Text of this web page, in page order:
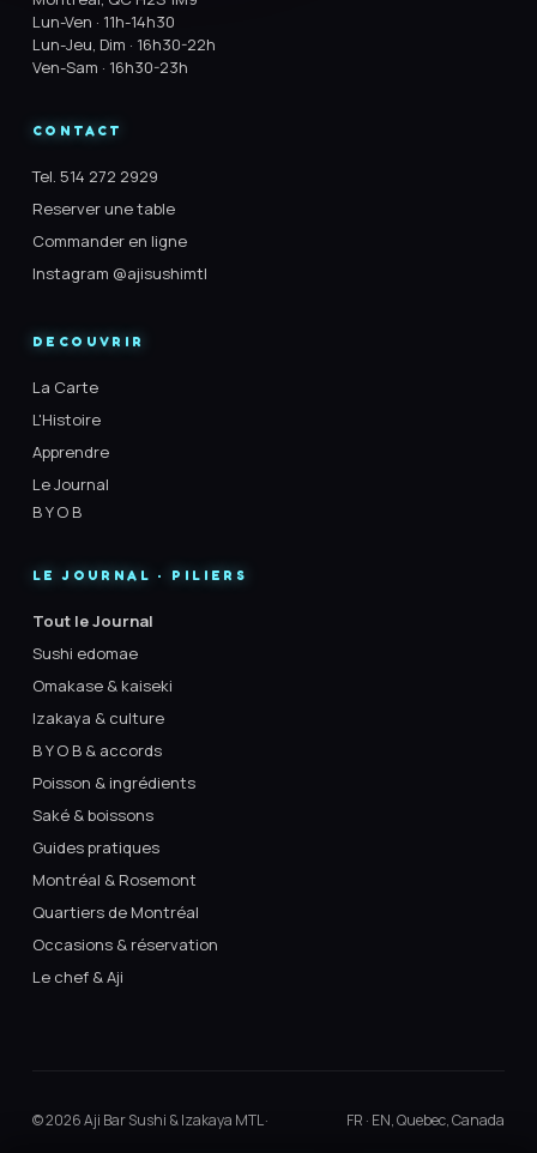
Lun-Ven · 11h-14h30
Lun-Jeu, Dim · 16h30-22h
Ven-Sam · 16h30-23h
CONTACT
Tel. 514 272 2929
Reserver une table
Commander en ligne
Instagram @ajisushimtl
DECOUVRIR
La Carte
L'Histoire
Apprendre
Le Journal
B Y O B
LE JOURNAL · PILIERS
Tout le Journal
Sushi edomae
Omakase & kaiseki
Izakaya & culture
B Y O B & accords
Poisson & ingrédients
Saké & boissons
Guides pratiques
Montréal & Rosemont
Quartiers de Montréal
Occasions & réservation
Le chef & Aji
© 2026 Aji Bar Sushi & Izakaya MTL · FR · EN, Quebec, Canada